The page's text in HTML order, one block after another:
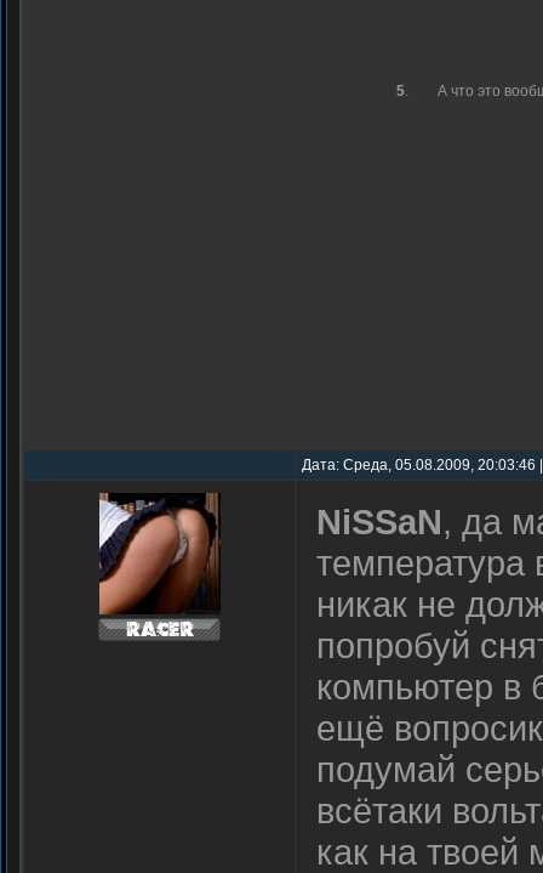
5. А что это
Дата: Среда, 05.08.2009,
NiSSaN, да
температура
никак не
попробуй
компьютер в
ещё
подумай
всётаки
как на твоей